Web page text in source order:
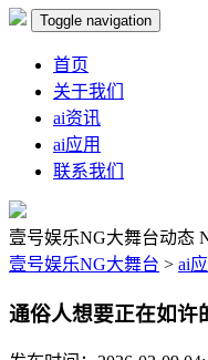
Toggle navigation
首页
关于我们
ai资讯
ai应用
联系我们
壹号娱乐NG大舞台动态
壹号娱乐NG大舞台 > ai
通俗人想要正在如许